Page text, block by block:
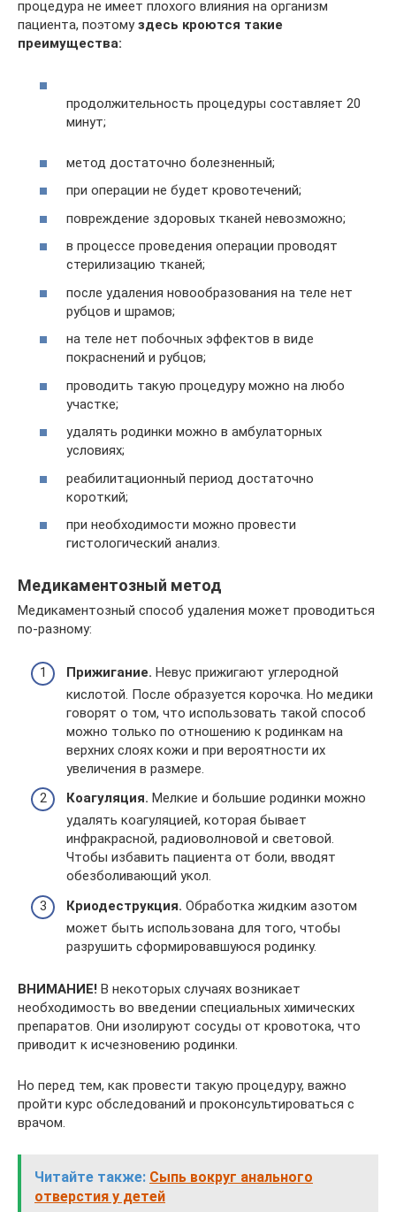
процедура не имеет плохого влияния на организм
пациента, поэтомуздесь кроются такие
преимущества:
продолжительность процедуры составляет 20
минут;
метод достаточно болезненный;
при операции не будет кровотечений;
повреждение здоровых тканей невозможно;
в процессе проведения операции проводят
стерилизацию тканей;
после удаления новообразования на теле нет
рубцов и шрамов;
на теле нет побочных эффектов в виде
покраснений и рубцов;
проводить такую процедуру можно на любо
участке;
удалять родинки можно в амбулаторных
условиях;
реабилитационный период достаточно
короткий;
при необходимости можно провести
гистологический анализ.
Медикаментозный метод
Медикаментозный способ удаления может проводиться
по-разному:
Прижигание. Невус прижигают углеродной
кислотой. После образуется корочка. Но медики
говорят о том, что использовать такой способ
можно только по отношению к родинкам на
верхних слоях кожи и при вероятности их
увеличения в размере.
Коагуляция. Мелкие и большие родинки можно
удалять коагуляцией, которая бывает
инфракрасной, радиоволновой и световой.
Чтобы избавить пациента от боли, вводят
обезболивающий укол.
Криодеструкция. Обработка жидким азотом
может быть использована для того, чтобы
разрушить сформировавшуюся родинку.
ВНИМАНИЕ! В некоторых случаях возникает
необходимость во введении специальных химических
препаратов. Они изолируют сосуды от кровотока, что
приводит к исчезновению родинки.
Но перед тем, как провести такую процедуру, важно
пройти курс обследований и проконсультироваться с
врачом.
Читайте также: Сыпь вокруг анального
отверстия у детей